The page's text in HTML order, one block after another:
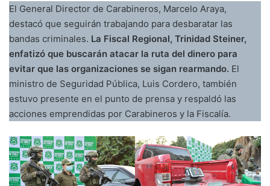
El General Director de Carabineros, Marcelo Araya,
destacó que seguirán trabajando para desbaratar las
bandas criminales. La Fiscal Regional, Trinidad Steiner,
enfatizó que buscarán atacar la ruta del dinero para
evitar que las organizaciones se sigan rearmando. El
ministro de Seguridad Pública, Luis Cordero, también
estuvo presente en el punto de prensa y respaldó las
acciones emprendidas por Carabineros y la Fiscalía.